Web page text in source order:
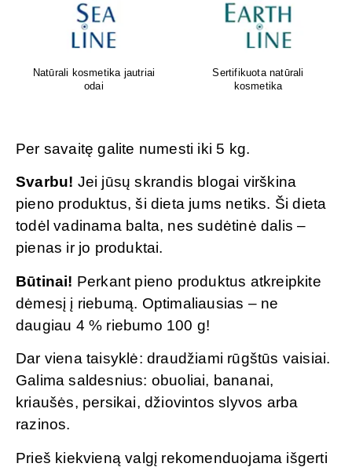
Oda sensta. Faktas. Geriausi
rezultatai gimsta tada, kai
Greita pagalba nuo pilvo
pūtimo!
Per savaitę galite numesti iki 5 kg.
Svarbu! Jei jūsų skrandis blogai virškina
pieno produktus, ši dieta jums netiks. Ši dieta
todėl vadinama balta, nes sudėtinė dalis –
pienas ir jo produktai.
Būtinai! Perkant pieno produktus atkreipkite
dėmesį į riebumą. Optimaliausias – ne
daugiau 4 % riebumo 100 g!
Dar viena taisyklė: draudžiami rūgštūs vaisiai.
Galima saldesnius: obuoliai, bananai,
kriaušės, persikai, džiovintos slyvos arba
razinos.
Prieš kiekvieną valgį rekomenduojama išgerti